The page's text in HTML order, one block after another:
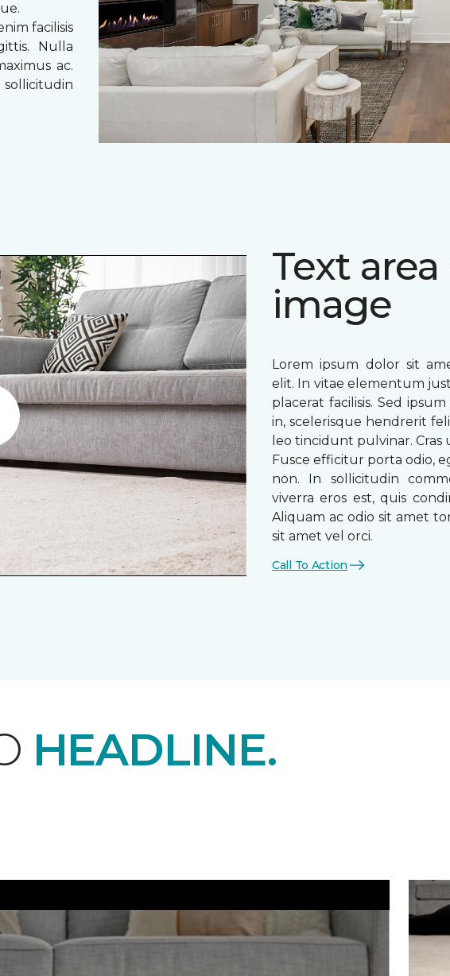
facilisis
Nulla
ac.
sollicitudin
Text
image
Lorem ipsum dolor sit
elit. In vitae elementum
placerat facilisis. Sed
in, scelerisque hendrerit
leo tincidunt pulvinar. Cras
Fusce efficitur porta odio,
non. In sollicitudin
viverra eros est, quis
Aliquam ac odio sit amet
sit amet vel orci.
Call To Action
HEADLINE.